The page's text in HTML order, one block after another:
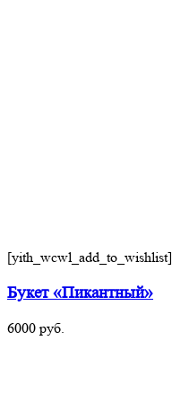
[yith_wcwl_add_to_wishlist]
Букет «Пикантный»
6000 руб.